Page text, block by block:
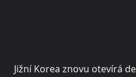
Jižní Korea znovu otevírá